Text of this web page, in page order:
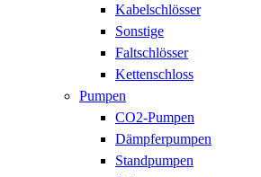
Kabelschlösser
Sonstige
Faltschlösser
Kettenschloss
Pumpen
CO2-Pumpen
Dämpferpumpen
Standpumpen